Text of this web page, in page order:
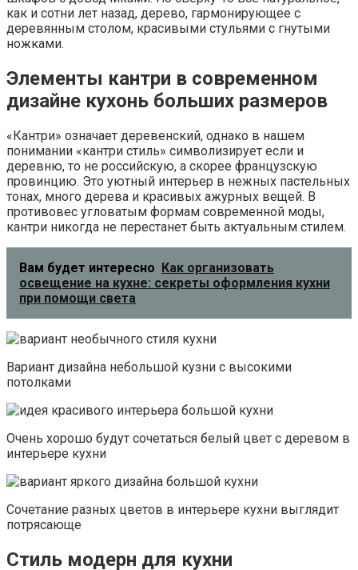
как и сотни лет назад, дерево, гармонирующее с
деревянным столом, красивыми стульями с гнутыми
ножками.
Элементы кантри в современном
дизайне кухонь больших размеров
«Кантри» означает деревенский, однако в нашем
понимании «кантри стиль» символизирует если и
деревню, то не российскую, а скорее французскую
провинцию. Это уютный интерьер в нежных пастельных
тонах, много дерева и красивых ажурных вещей. В
противовес угловатым формам современной моды,
кантри никогда не перестанет быть актуальным стилем.
Вам будет интересно
Как организовать
освещение на кухне: секреты оформления кухни
при помощи света
Вариант дизайна небольшой кузни с высокими
потолками
Очень хорошо будут сочетаться белый цвет с деревом в
интерьере кухни
Сочетание разных цветов в интерьере кухни выглядит
потрясающе
Стиль модерн для кухни